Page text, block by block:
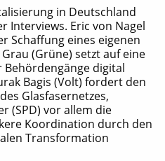
in Deutschland
Interviews. Eric von Nagel
Schaffung eines eigenen
(Grüne) setzt auf eine
Behördengänge digital
Bagis (Volt) fordert den
Glasfasernetzes,
(SPD) vor allem die
Koordination durch den
Transformation